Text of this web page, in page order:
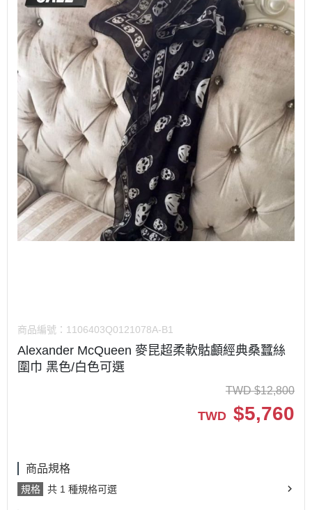
商品編號： 1106403Q0121078A-B1
Alexander McQueen 麥昆超柔軟骷顱經典桑蠶絲
圍巾 黑色/白色可選
TWD $12,800
TWD $5,760
商品規格
規格 共 1 種規格可選